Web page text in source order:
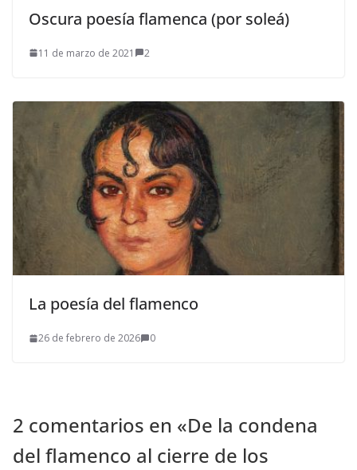
Oscura poesía flamenca (por soleá)
11 de marzo de 2021 2
La poesía del flamenco
26 de febrero de 2026 0
2 comentarios en «De la condena
del flamenco al cierre de los